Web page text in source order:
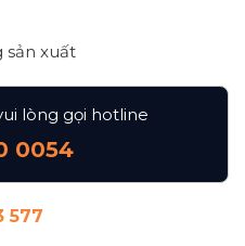
sản xuất
lòng gọi hotline
0054
577